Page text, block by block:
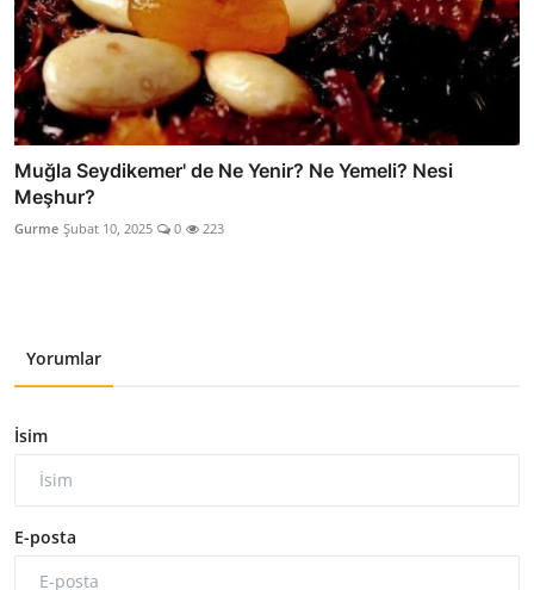
Muğla Seydikemer' de Ne Yenir? Ne Yemeli? Nesi
Meşhur?
Gurme Şubat 10, 2025 0 223
Yorumlar
İsim
E-posta